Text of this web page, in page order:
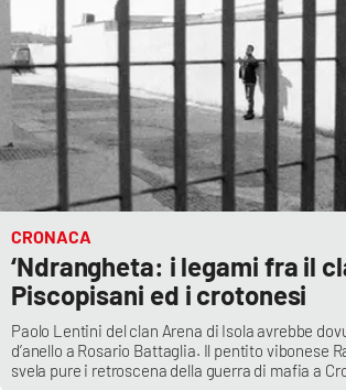
CRONACA
‘Ndrangheta: i legami fra il
Piscopisani ed i crotonesi
Paolo Lentini del clan Arena di Isola avrebbe
d’anello a Rosario Battaglia. Il pentito vibonese
svela pure i retroscena della guerra di mafia a